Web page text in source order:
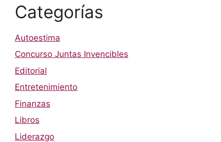
Categorías
Autoestima
Concurso Juntas Invencibles
Editorial
Entretenimiento
Finanzas
Libros
Liderazgo